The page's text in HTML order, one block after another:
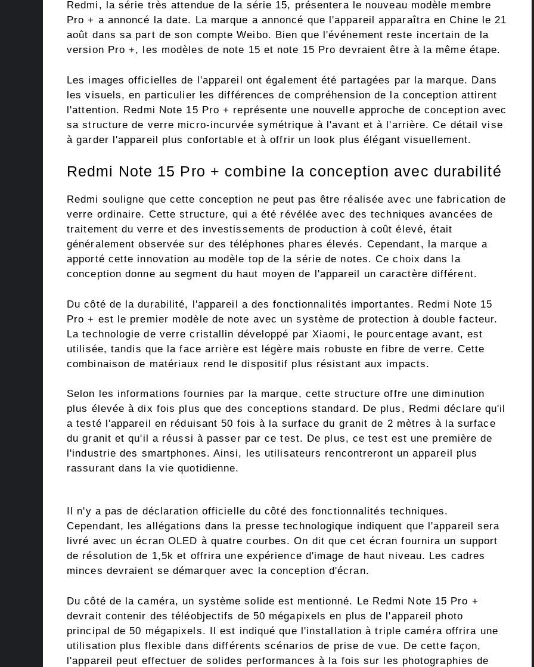
Redmi, la série très attendue de la série 15, présentera le nouveau modèle membre
Pro + a annoncé la date. La marque a annoncé que l'appareil apparaîtra en Chine le 21
août dans sa part de son compte Weibo. Bien que l'événement reste incertain de la
version Pro +, les modèles de note 15 et note 15 Pro devraient être à la même étape.
Les images officielles de l'appareil ont également été partagées par la marque. Dans
les visuels, en particulier les différences de compréhension de la conception attirent
l'attention. Redmi Note 15 Pro + représente une nouvelle approche de conception avec
sa structure de verre micro-incurvée symétrique à l'avant et à l'arrière. Ce détail vise
à garder l'appareil plus confortable et à offrir un look plus élégant visuellement.
Redmi Note 15 Pro + combine la conception avec durabilité
Redmi souligne que cette conception ne peut pas être réalisée avec une fabrication de
verre ordinaire. Cette structure, qui a été révélée avec des techniques avancées de
traitement du verre et des investissements de production à coût élevé, était
généralement observée sur des téléphones phares élevés. Cependant, la marque a
apporté cette innovation au modèle top de la série de notes. Ce choix dans la
conception donne au segment du haut moyen de l'appareil un caractère différent.
Du côté de la durabilité, l'appareil a des fonctionnalités importantes. Redmi Note 15
Pro + est le premier modèle de note avec un système de protection à double facteur.
La technologie de verre cristallin développé par Xiaomi, le pourcentage avant, est
utilisée, tandis que la face arrière est légère mais robuste en fibre de verre. Cette
combinaison de matériaux rend le dispositif plus résistant aux impacts.
Selon les informations fournies par la marque, cette structure offre une diminution
plus élevée à dix fois plus que des conceptions standard. De plus, Redmi déclare qu'il
a testé l'appareil en réduisant 50 fois à la surface du granit de 2 mètres à la surface
du granit et qu'il a réussi à passer par ce test. De plus, ce test est une première de
l'industrie des smartphones. Ainsi, les utilisateurs rencontreront un appareil plus
rassurant dans la vie quotidienne.
Il n'y a pas de déclaration officielle du côté des fonctionnalités techniques.
Cependant, les allégations dans la presse technologique indiquent que l'appareil sera
livré avec un écran OLED à quatre courbes. On dit que cet écran fournira un support
de résolution de 1,5k et offrira une expérience d'image de haut niveau. Les cadres
minces devraient se démarquer avec la conception d'écran.
Du côté de la caméra, un système solide est mentionné. Le Redmi Note 15 Pro +
devrait contenir des téléobjectifs de 50 mégapixels en plus de l'appareil photo
principal de 50 mégapixels. Il est indiqué que l'installation à triple caméra offrira une
utilisation plus flexible dans différents scénarios de prise de vue. De cette façon,
l'appareil peut effectuer de solides performances à la fois sur les photographies de